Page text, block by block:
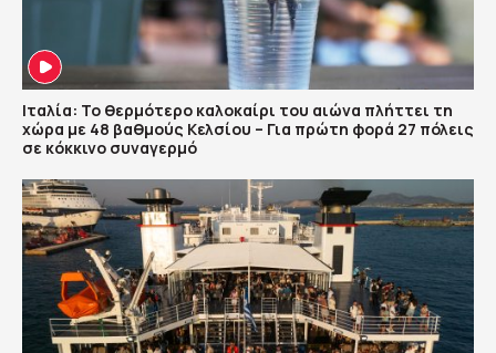
Ιταλία: Το θερμότερο καλοκαίρι του αιώνα πλήττει τη
χώρα με 48 βαθμούς Κελσίου – Για πρώτη φορά 27 πόλεις
σε κόκκινο συναγερμό